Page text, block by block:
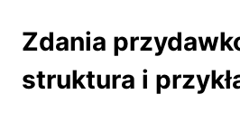
Zdania
struktura i